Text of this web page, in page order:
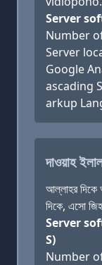
Server
Number
Server
Google
ascading
arkup
দাওয়াহ
আল্লাহর
দিকে, এসো
Server
S)
Number